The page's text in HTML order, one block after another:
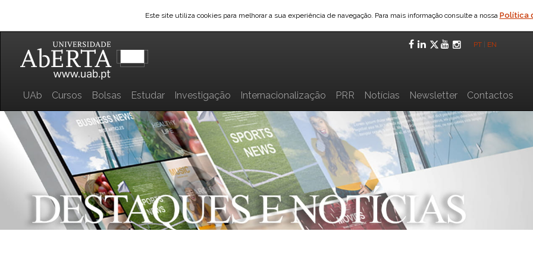
Este site utiliza cookies para melhorar a sua experiência de navegação. Para mais informação consulte a nossa Política
Facebook
LinkedIn
Twitter
YouTube
PT EN
UAb Cursos Bolsas Estudar Investigação Internacionalização PRR Notícias Newsletter Contactos